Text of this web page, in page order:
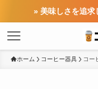
» 美味しさを追求
ホーム コーヒー器具 コー